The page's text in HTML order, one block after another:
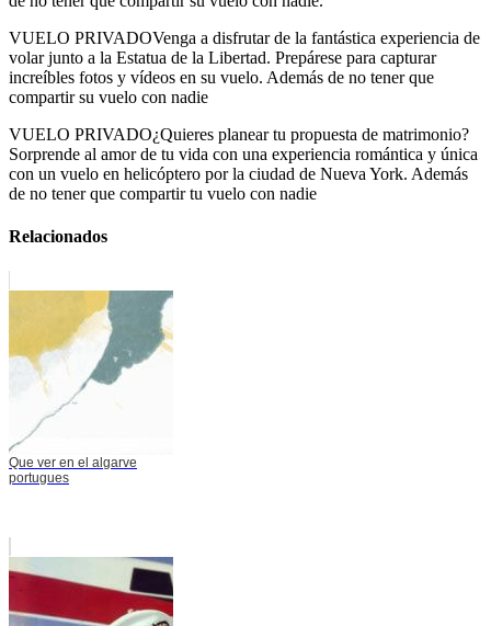
VUELO PRIVADOVenga a disfrutar de la fantástica experiencia de
volar junto a la Estatua de la Libertad. Prepárese para capturar
increíbles fotos y vídeos en su vuelo. Además de no tener que
compartir su vuelo con nadie
VUELO PRIVADO¿Quieres planear tu propuesta de matrimonio?
Sorprende al amor de tu vida con una experiencia romántica y única
con un vuelo en helicóptero por la ciudad de Nueva York. Además
de no tener que compartir tu vuelo con nadie
Relacionados
Que ver en el algarve
portugues